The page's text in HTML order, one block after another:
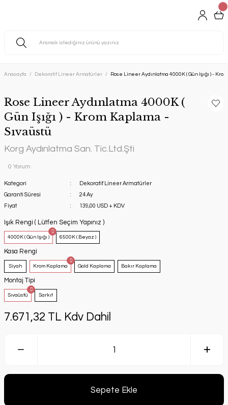
Anasayfa Dekoratif Lineer Armatürler Rose Lineer Aydınlatma 4000K ( Gün Işığı ) -
Rose Lineer Aydınlatma 4000K (
Gün Işığı ) - Krom Kaplama -
Sıvaüstü
Korg Aydınlatma San. Tic.Ltd.Şti
0 Yorum
Kategori
Dekoratif Lineer Armatürler
Garanti Süresi
24 Ay
Fiyat
139,00 USD + KDV
Işık Rengi ( Lütfen Seçim Yapınız )
4000K ( Gün Işığı ) 6500K ( Beyaz )
Kasa Rengi
Siyah Krom Kaplama Gold Kaplama Bakır Kaplama
Montaj Tipi
Sıvaüstü Sarkıt
7.671,32 TL Kdv Dahil
Sepete Ekle